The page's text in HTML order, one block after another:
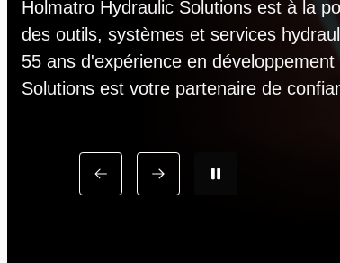
Holmatro Hydraulic Solutions est à la
des outils, systèmes et services
55 ans d'expérience en
Solutions est votre partenaire de